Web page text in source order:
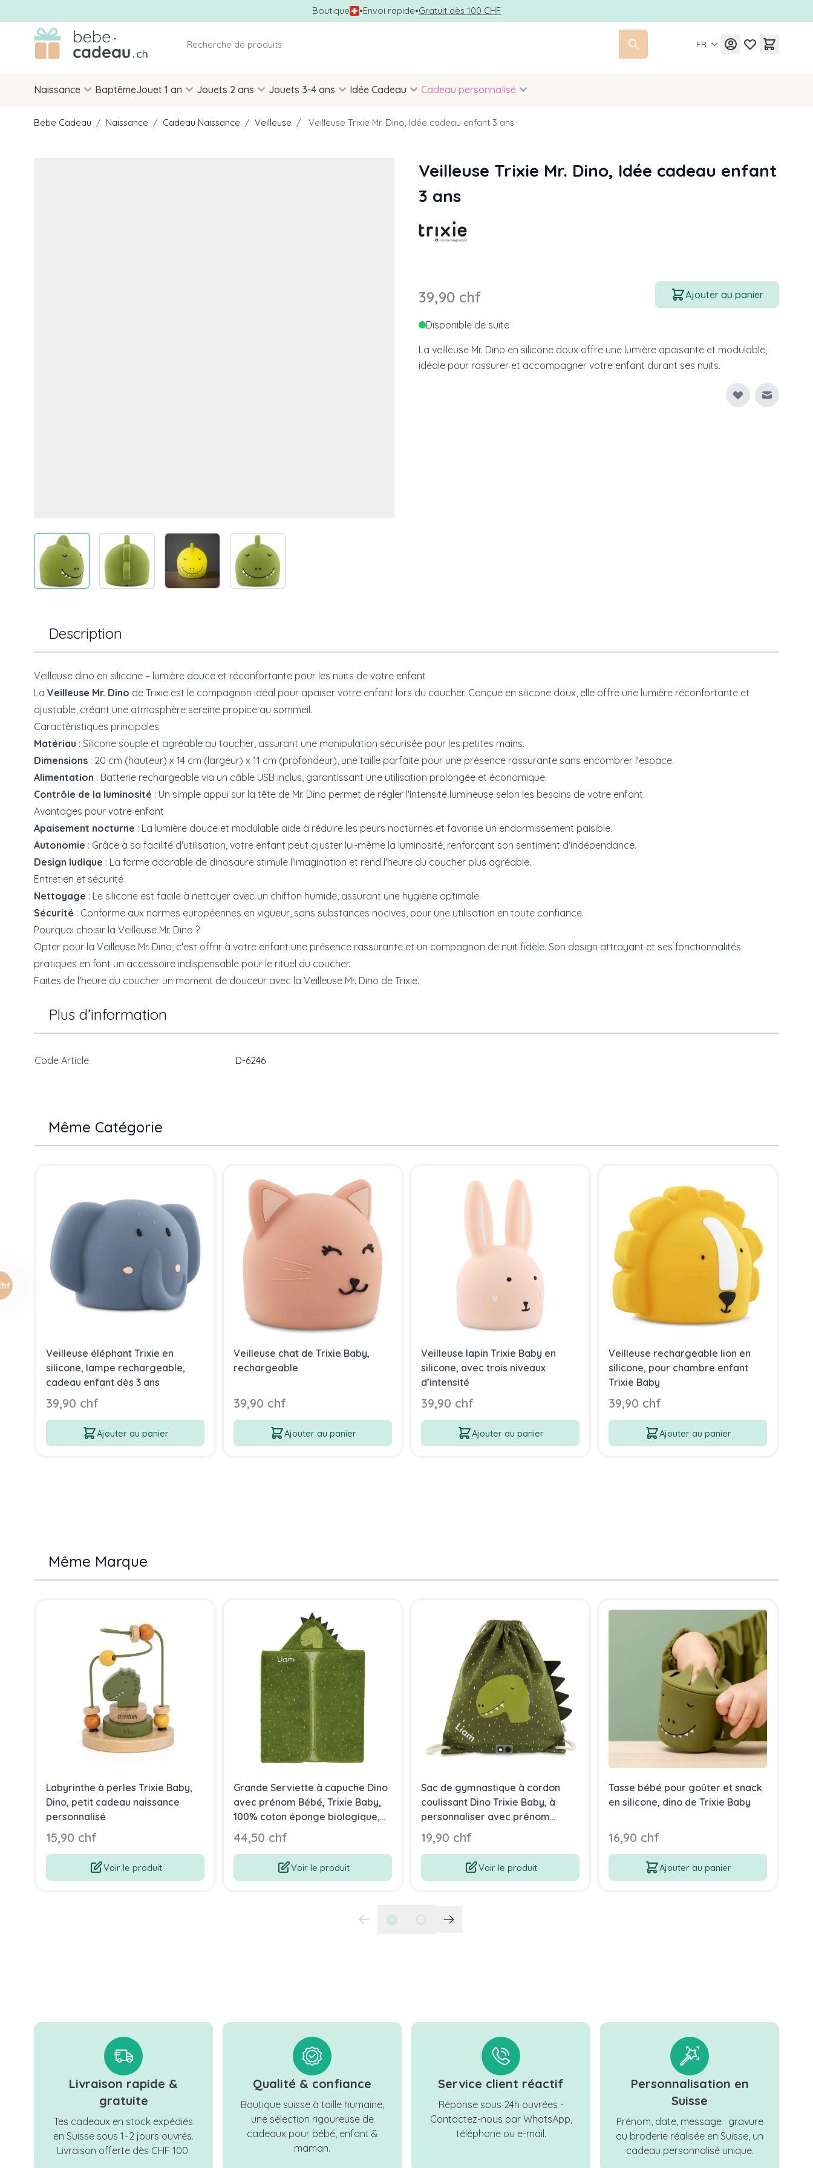
Boutique •Envoi rapide•Gratuit dès 100 CHF
Allez au contenu
FR
Naissance BaptêmeJouet 1 an Jouets 2 ans Jouets 3-4 ans Idée Cadeau Cadeau personnalisé
Bebe Cadeau / Naissance / Cadeau Naissance / Veilleuse / Veilleuse Trixie Mr. Dino, Idée cadeau enfant 3 ans
Veilleuse Trixie Mr. Dino, Idée cadeau enfant
3 ans
View larger imageView larger imageView larger imageView larger image
39,90 chf Quantité
Ajouter au panier
Disponible de suite
La veilleuse Mr. Dino en silicone doux offre une lumière apaisante et modulable,
idéale pour rassurer et accompagner votre enfant durant ses nuits.
Envoyer
Description
Veilleuse dino en silicone – lumière douce et réconfortante pour les nuits de votre enfant
La Veilleuse Mr. Dino de Trixie est le compagnon idéal pour apaiser votre enfant lors du coucher. Conçue en silicone doux, elle offre une lumière réconfortante et
ajustable, créant une atmosphère sereine propice au sommeil.
Caractéristiques principales
Matériau : Silicone souple et agréable au toucher, assurant une manipulation sécurisée pour les petites mains.
Dimensions : 20 cm (hauteur) x 14 cm (largeur) x 11 cm (profondeur), une taille parfaite pour une présence rassurante sans encombrer l'espace.
Alimentation : Batterie rechargeable via un câble USB inclus, garantissant une utilisation prolongée et économique.
Contrôle de la luminosité : Un simple appui sur la tête de Mr. Dino permet de régler l'intensité lumineuse selon les besoins de votre enfant.
Avantages pour votre enfant
Apaisement nocturne : La lumière douce et modulable aide à réduire les peurs nocturnes et favorise un endormissement paisible.
Autonomie : Grâce à sa facilité d'utilisation, votre enfant peut ajuster lui-même la luminosité, renforçant son sentiment d'indépendance.
Design ludique : La forme adorable de dinosaure stimule l'imagination et rend l'heure du coucher plus agréable.
Entretien et sécurité
Nettoyage : Le silicone est facile à nettoyer avec un chiffon humide, assurant une hygiène optimale.
Sécurité : Conforme aux normes européennes en vigueur, sans substances nocives, pour une utilisation en toute confiance.
Pourquoi choisir la Veilleuse Mr. Dino ?
Opter pour la Veilleuse Mr. Dino, c'est offrir à votre enfant une présence rassurante et un compagnon de nuit fidèle. Son design attrayant et ses fonctionnalités
pratiques en font un accessoire indispensable pour le rituel du coucher.
Faites de l'heure du coucher un moment de douceur avec la Veilleuse Mr. Dino de Trixie.
Plus d’information
Code Article D-6246
Même Catégorie
Veilleuse éléphant Trixie en
silicone, lampe rechargeable,
cadeau enfant dès 3 ans
39,90 chf
Ajouter au panier
Veilleuse chat de Trixie Baby,
rechargeable
39,90 chf
Ajouter au panier
Veilleuse lapin Trixie Baby en
silicone, avec trois niveaux
d’intensité
39,90 chf
Ajouter au panier
Veilleuse rechargeable lion en
silicone, pour chambre enfant
Trixie Baby
39,90 chf
Ajouter au panier
Même Marque
Labyrinthe à perles Trixie Baby,
Dino, petit cadeau naissance
personnalisé
15,90 chf
Voir le produit
Grande Serviette à capuche Dino
avec prénom Bébé, Trixie Baby,
100% coton éponge biologique,
70 x 130 cm
44,50 chf
Voir le produit
Sac de gymnastique à cordon
coulissant Dino Trixie Baby, à
personnaliser avec prénom
enfant
19,90 chf
Voir le produit
Tasse bébé pour goûter et snack
en silicone, dino de Trixie Baby
16,90 chf
Ajouter au panier
Livraison rapide &
gratuite
Tes cadeaux en stock expédiés
en Suisse sous 1–2 jours ouvrés.
Livraison offerte dès CHF 100.
Qualité & confiance
Boutique suisse à taille humaine,
une sélection rigoureuse de
cadeaux pour bébé, enfant &
maman.
Service client réactif
Réponse sous 24h ouvrées -
Contactez-nous par WhatsApp,
téléphone ou e-mail.
Personnalisation en
Suisse
Prénom, date, message : gravure
ou broderie réalisée en Suisse, un
cadeau personnalisé unique.